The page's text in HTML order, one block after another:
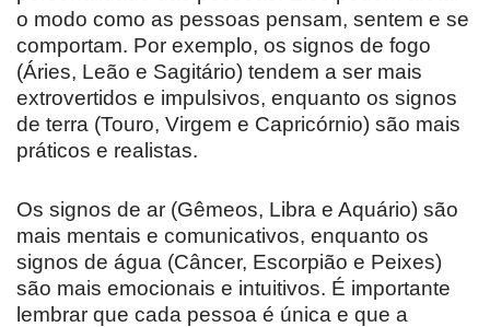
o modo como as pessoas pensam, sentem e se
comportam. Por exemplo, os signos de fogo
(Áries, Leão e Sagitário) tendem a ser mais
extrovertidos e impulsivos, enquanto os signos
de terra (Touro, Virgem e Capricórnio) são mais
práticos e realistas.
Os signos de ar (Gêmeos, Libra e Aquário) são
mais mentais e comunicativos, enquanto os
signos de água (Câncer, Escorpião e Peixes)
são mais emocionais e intuitivos. É importante
lembrar que cada pessoa é única e que a